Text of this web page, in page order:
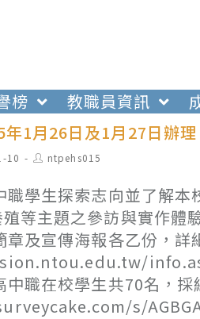
榜 教職員資訊
1月26日及1月27日辦
10
Post
author:
ntpehs015
職學生探索志向並了解
等主題之參訪與實作體
章及宣傳海報各乙份
中職在校學生共70名，採
s/AGBGA